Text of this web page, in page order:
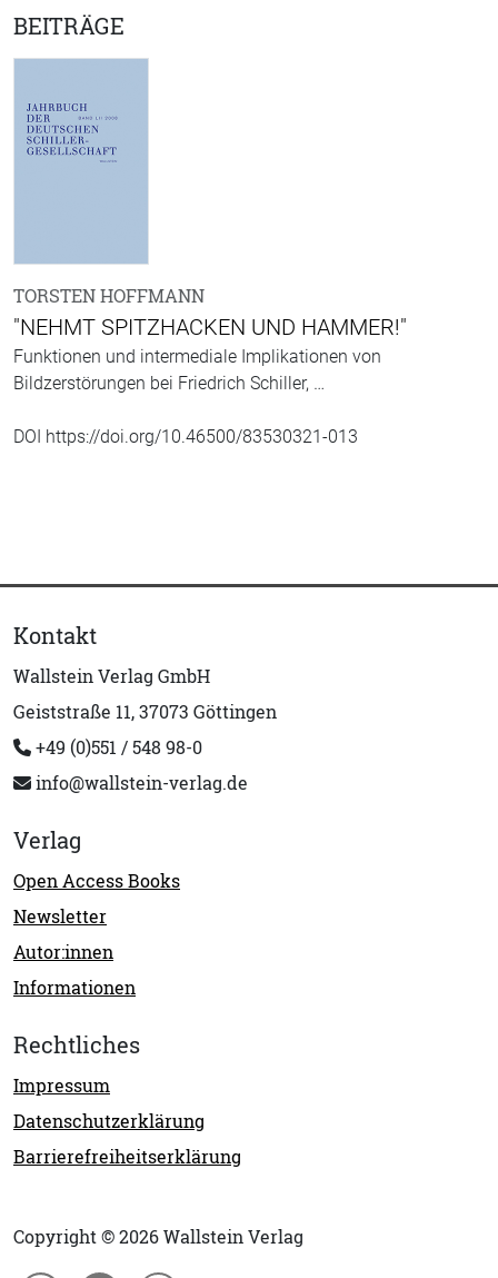
BEITRÄGE
TORSTEN HOFFMANN
"NEHMT SPITZHACKEN UND HAMMER!"
Funktionen und intermediale Implikationen von
Bildzerstörungen bei Friedrich Schiller, …
DOI https://doi.org/10.46500/83530321-013
Kontakt
Wallstein Verlag GmbH
Geiststraße 11, 37073 Göttingen
+49 (0)551 / 548 98-0
info@wallstein-verlag.de
Verlag
Open Access Books
Newsletter
Autor:innen
Informationen
Rechtliches
Impressum
Datenschutzerklärung
Barrierefreiheitserklärung
Copyright © 2026 Wallstein Verlag